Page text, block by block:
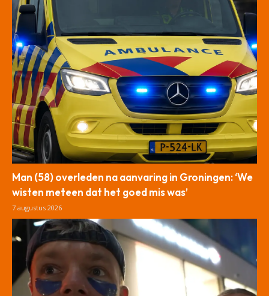
Man (58) overleden na aanvaring in Groningen: ‘We
wisten meteen dat het goed mis was’
7 augustus 2026